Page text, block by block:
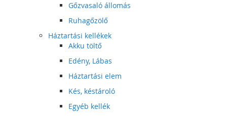
Gőzvasaló állomás
Ruhagőzölő
Háztartási kellékek
Akku töltő
Edény, Lábas
Háztartási elem
Kés, késtároló
Egyéb kellék